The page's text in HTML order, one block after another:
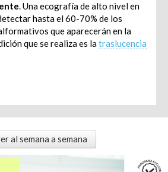
. Una ecografía de alto nivel en
hasta el 60-70% de los
que aparecerán en la
que se realiza es latraslucencia
al semana a semana